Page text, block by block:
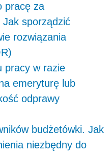
pracę za
sporządzić
rozwiązania
pracy w razie
emeryturę lub
odprawy
budżetówki. Jak
niezbędny do